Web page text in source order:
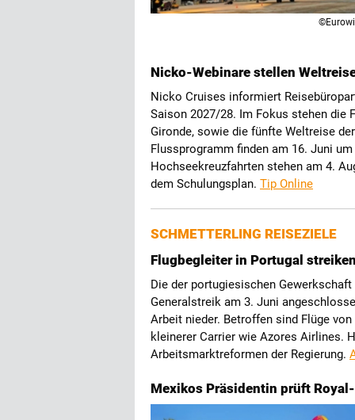
Nicko-Webinare stellen
Nicko Cruises informiert
Saison 2027/28. Im Fokus stehen die
Gironde, sowie die fünfte Weltreise
Flussprogramm finden am 16. Juni
Hochseekreuzfahrten stehen am 4.
dem Schulungsplan. Tip Online
SCHMETTERLING REISEZIELE
Flugbegleiter in Portugal
Die der portugiesischen
Generalstreik am 3. Juni
Arbeit nieder. Betroffen sind Flüge
kleinerer Carrier wie Azores Airlines.
Arbeitsmarktreformen der Regierung.
Mexikos Präsidentin prüft